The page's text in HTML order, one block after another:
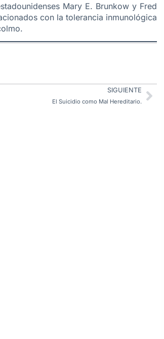
Mary E. Brunkow y Fred
con la tolerancia inmunológica
SIGUIENTE
El Suicidio como Mal Hereditario.